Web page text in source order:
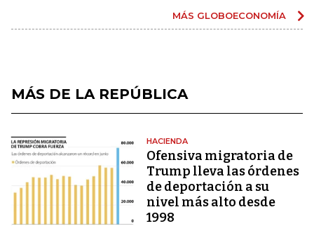
MÁS GLOBOECONOMÍA
MÁS DE LA REPÚBLICA
HACIENDA
Ofensiva migratoria de
Trump lleva las órdenes
de deportación a su
nivel más alto desde
1998